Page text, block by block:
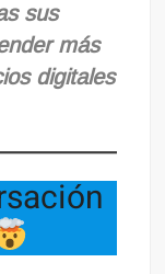
sus
más
digitales